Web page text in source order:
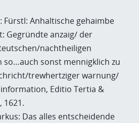
Fürstl: Anhaltische gehaimbe
Gegründte anzaig/ der
nachtheiligen
so…auch sonst mennigklich zu
trewhertziger warnung/
Editio Tertia &
1621.
Das alles entscheidende